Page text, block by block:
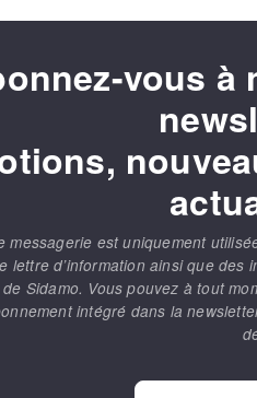
vous à
messagerie est uniquement
lettre d’information ainsi que des
Sidamo. Vous pouvez à tout
intégré dans la